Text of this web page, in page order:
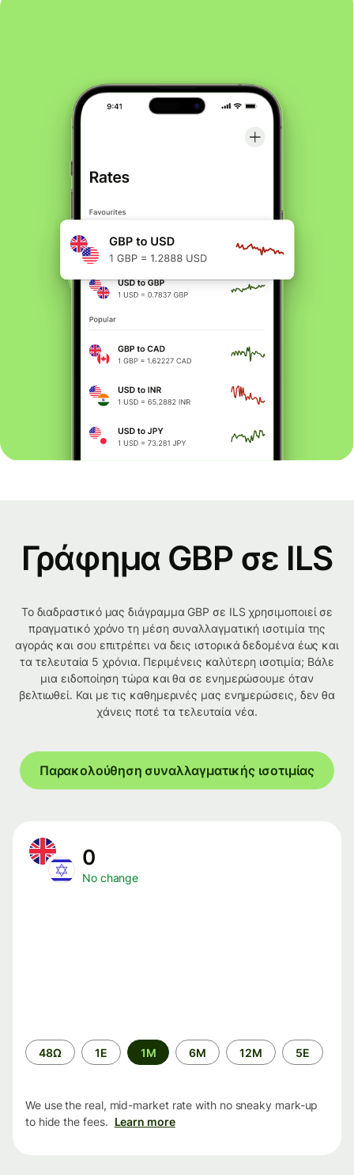
Γράφημα GBP σε ILS
Το διαδραστικό μας διάγραμμα GBP σε ILS χρησιμοποιεί σε
πραγματικό χρόνο τη μέση συναλλαγματική ισοτιμία της
αγοράς και σου επιτρέπει να δεις ιστορικά δεδομένα έως και
τα τελευταία 5 χρόνια. Περιμένεις καλύτερη ισοτιμία; Βάλε
μια ειδοποίηση τώρα και θα σε ενημερώσουμε όταν
βελτιωθεί. Και με τις καθημερινές μας ενημερώσεις, δεν θα
χάνεις ποτέ τα τελευταία νέα.
Παρακολούθηση συναλλαγματικής ισοτιμίας
0
No change
Time
period
48Ω 1Ε 1M 6M 12M 5Ε
We use the real, mid-market rate with no sneaky mark-up
to hide the fees. Learn more